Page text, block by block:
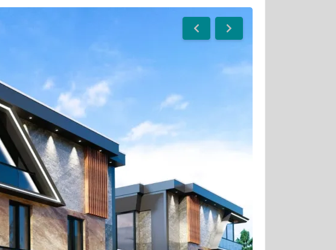
Previous